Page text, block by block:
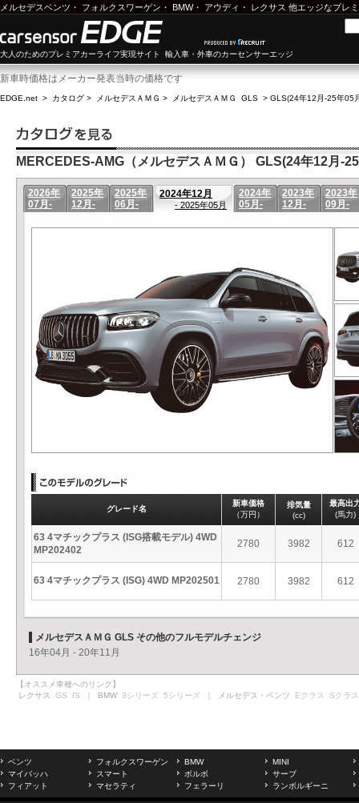
メルセデスベンツ ・ フォルクスワーゲン ・ BMW・ アウディ ・ レクサス 他エッジなプレ
大人のためのプレミアカーライフ実現サイト 輸入車・外車のカーセンサーエッジ
新車時価格はメーカー発表当時の価格です
EDGE.net > カタログ > メルセデスＡＭＧ > メルセデスＡＭＧ GLS > GLS(24年12月-25年05
MERCEDES-AMG（メルセデスＡＭＧ） GLS(24年12月-
2026年
07月-
2025年
12月-
2025年
06月-
2024年12月
- 2025年05月
2024年
05月-
2023年
12月-
2023年
09月-
グレード名
新車価格
（万円）
排気量
(cc)
最高出
(馬力)
63 4マチックプラス (ISG搭載モデル) 4WD
MP202402
2780 3982 612
63 4マチックプラス (ISG) 4WD MP202501 2780 3982 612
メルセデスＡＭＧ GLS その他のフルモデルチェンジ
16年04月 - 20年11月
【オススメ車種へのリンク】
レクサス GS IS ｜ BMW 3シリーズ 5シリーズ ｜ メルセデス・ベンツ Eクラス Sクラス
ベンツ フォルクスワーゲン BMW
MINI
マイバッハ
スマート ボルボ
サーブ
フィアット
マセラティ フェラーリ ランボルギーニ